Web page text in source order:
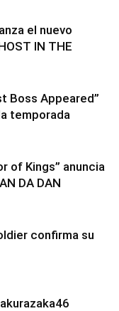
el nuevo
IN THE
Boss Appeared”
temporada
of Kings” anuncia
DA DAN
confirma su